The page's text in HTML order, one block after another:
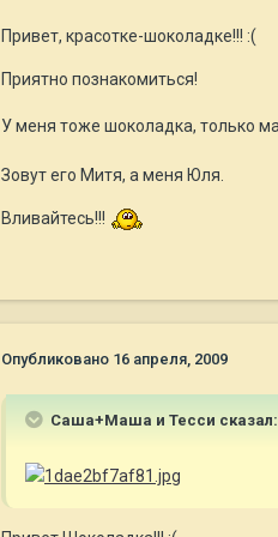
Привет, красотке-шоколадке!!! :(
Приятно познакомиться!
У меня тоже шоколадка, только
Зовут его Митя, а меня Юля.
Вливайтесь!!!
Опубликовано 16 апреля, 2009
Саша+Маша и Тесси сказал: